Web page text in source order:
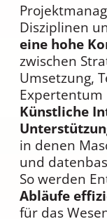
Disziplinen
eine hohe
zwischen
Umsetzung,
Künstliche
in denen
und
So werden
Abläufe
für das